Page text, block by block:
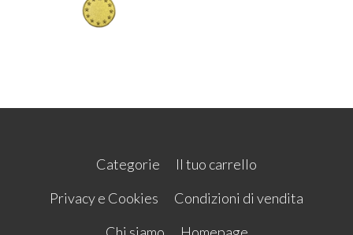
Categorie
Il tuo carrello
Privacy e Cookies
Condizioni di vendita